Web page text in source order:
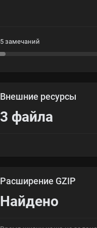
5 замечаний
Внешние ресурсы
3 файла
Расширение GZIP
Найдено